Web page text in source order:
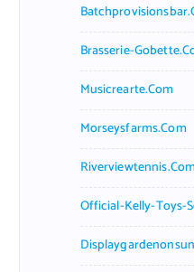
Brasserie-
Musicrearte.com
Morseysfarms.com
Riverviewtennis.com
Official-Kelly-Toys-